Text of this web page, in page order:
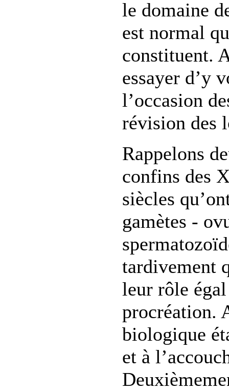
le domaine
est normal
constituent.
essayer d’y
l’occasion
révision des
Rappelons
confins des
siècles
gamètes -
tardivement
leur rôle
procréation.
biologique
et à